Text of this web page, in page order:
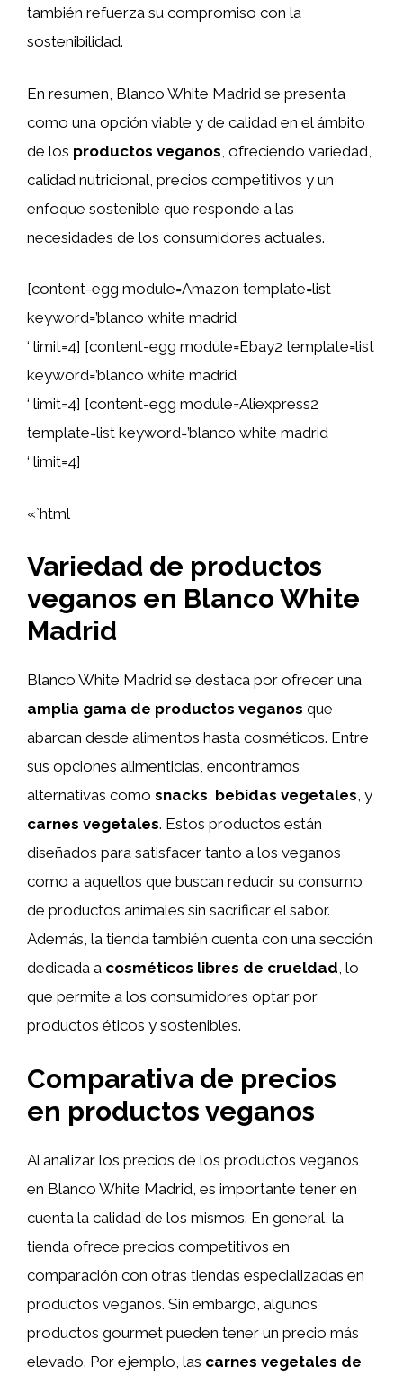
también refuerza su compromiso con la
sostenibilidad.
En resumen, Blanco White Madrid se presenta
como una opción viable y de calidad en el ámbito
de los productos veganos , ofreciendo variedad,
calidad nutricional, precios competitivos y un
enfoque sostenible que responde a las
necesidades de los consumidores actuales.
[content-egg module=Amazon template=list
keyword=’blanco white madrid
‘ limit=4] [content-egg module=Ebay2 template=list
keyword=’blanco white madrid
‘ limit=4] [content-egg module=Aliexpress2
template=list keyword=’blanco white madrid
‘ limit=4]
«`html
Variedad de productos
veganos en Blanco White
Madrid
Blanco White Madrid se destaca por ofrecer una
amplia gama de productos veganos que
abarcan desde alimentos hasta cosméticos. Entre
sus opciones alimenticias, encontramos
alternativas como snacks, bebidas vegetales, y
carnes vegetales. Estos productos están
diseñados para satisfacer tanto a los veganos
como a aquellos que buscan reducir su consumo
de productos animales sin sacrificar el sabor.
Además, la tienda también cuenta con una sección
dedicada a cosméticos libres de crueldad, lo
que permite a los consumidores optar por
productos éticos y sostenibles.
Comparativa de precios
en productos veganos
Al analizar los precios de los productos veganos
en Blanco White Madrid, es importante tener en
cuenta la calidad de los mismos. En general, la
tienda ofrece precios competitivos en
comparación con otras tiendas especializadas en
productos veganos. Sin embargo, algunos
productos gourmet pueden tener un precio más
elevado. Por ejemplo, las carnes vegetales de